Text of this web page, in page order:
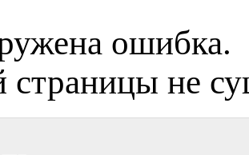
ошибка.
страницы не